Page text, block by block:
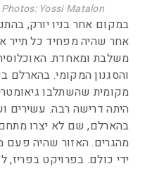
Yossi Matalon
במקום אחר בניו יורק,
אחר שהיה מפחיד כל תייר
משלבת ומאחדת.
והסגנון המקומי. בהארלם
מקומית שהשתלבו
היתה דרישה רבה. עשירים
בהארלם, שם לא יצרו מתחם
מהגרים. האזור שהיה פעם
ידי כולם. בפרויקט